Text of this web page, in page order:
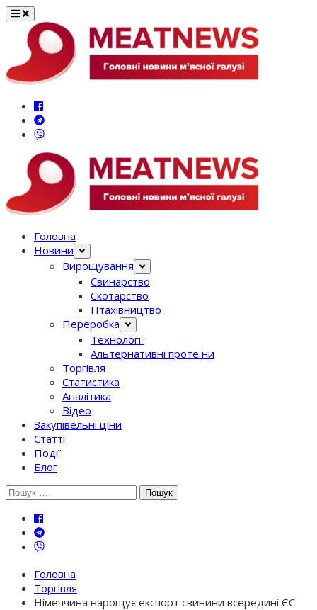
Перейти
вмісту
Головна
Новини
Вирощування
Свинарство
Скотарство
Птахівництво
Переробка
Технології
Альтернативні протеїни
Торгівля
Статистика
Аналітика
Відео
Закупівельні ціни
Статті
Події
Блог
Шукати:
Головна
Торгівля
Німеччина нарощує експорт свинини всередині ЄС